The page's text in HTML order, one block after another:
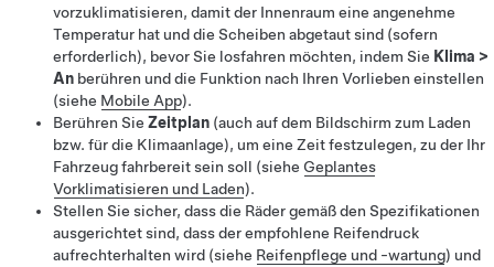
vorzuklimatisieren, damit der Innenraum eine angenehme
Temperatur hat und die Scheiben abgetaut sind (sofern
erforderlich), bevor Sie losfahren möchten, indem Sie Klima >
An berühren und die Funktion nach Ihren Vorlieben einstellen
(siehe Mobile App).
Berühren Sie Zeitplan (auch auf dem Bildschirm zum Laden
bzw. für die Klimaanlage), um eine Zeit festzulegen, zu der Ihr
Fahrzeug fahrbereit sein soll (siehe Geplantes
Vorklimatisieren und Laden).
Stellen Sie sicher, dass die Räder gemäß den Spezifikationen
ausgerichtet sind, dass der empfohlene Reifendruck
aufrechterhalten wird (siehe Reifenpflege und -wartung) und